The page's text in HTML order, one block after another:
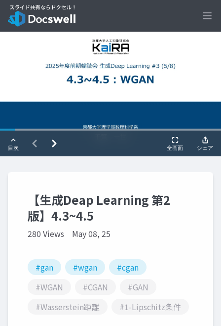
【生成Deap Learning 第2
版】4.3~4.5
280 Views May 08, 25
#gan #wgan
#cgan
#WGAN
#CGAN
#GAN
#Wasserstein距離
#1-Lipschitz条件